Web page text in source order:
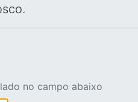
no campo abaixo